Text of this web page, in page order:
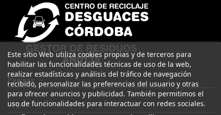
Páginas
Legal
Este sitio Web utiliza cookies propias y de terceros para
habilitar las funcionalidades técnicas de uso de la web,
realizar estadísticas y análisis del tráfico de navegación
recibido, personalizar las preferencias del usuario y otras
para ofrecer anuncios y publicidad. También permitimos el
uso de funcionalidades para interactuar con redes sociales.